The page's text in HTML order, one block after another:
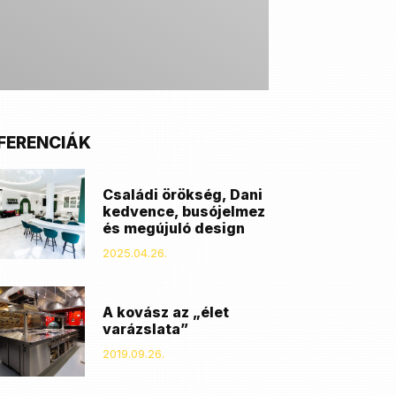
Családi örökség, Dani
kedvence, busójelmez
és megújuló design
2025.04.26.
A kovász az „élet
varázslata”
2019.09.26.